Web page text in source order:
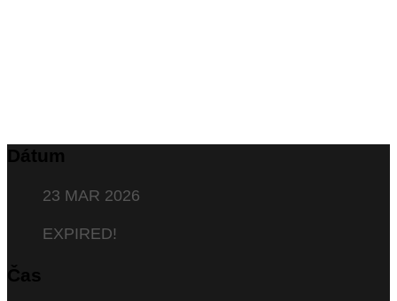
Dátum
23 MAR 2026
EXPIRED!
Čas